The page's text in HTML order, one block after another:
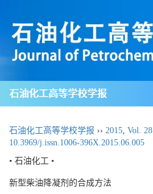
石油化工高等学校学报
石油化工高等学校学报 ›› 2015 Vol. 28
10.3969/j.issn.1006-396X.2015.06.005
• 石油化工 •
新型柴油降凝剂的合成方法